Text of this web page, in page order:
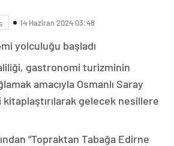
14 Haziran 2024 03:48
yolculuğu başladı
gastronomi turizminin
amacıyla Osmanlı Saray
gelecek nesillere
“Topraktan Tabağa Edirne